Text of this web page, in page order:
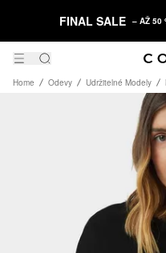
FINAL SALE – AŽ 50
Home Odevy Udržitelné Modely